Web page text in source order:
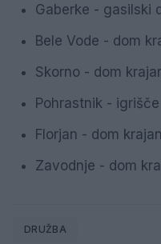
Gaberke - gasilski
Bele Vode - dom
Skorno - dom
Pohrastnik - igrišče
Florjan - dom
Zavodnje - dom
DRUŽBA